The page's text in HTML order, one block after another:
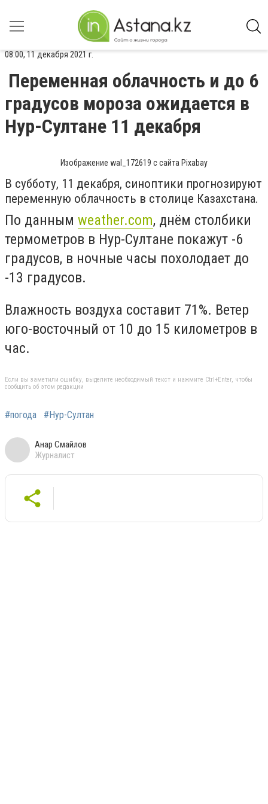
08:00, 11 декабря 2021 г.
Переменная облачность и до 6
градусов мороза ожидается в
Нур-Султане 11 декабря
Изображение wal_172619 с сайта Pixabay
В субботу, 11 декабря, синоптики прогнозируют
переменную облачность в столице Казахстана.
По данным weather.com, днём столбики
термометров в Нур-Султане покажут -6
градусов, в ночные часы похолодает до
-13 градусов.
Влажность воздуха составит 71%. Ветер
юго-восточный от 10 до 15 километров в
час.
Если вы заметили ошибку, выделите необходимый текст и нажмите Ctrl+Enter, чтобы
сообщить об этом редакции
#погода #Нур-Султан
Анар Смайлов
Журналист